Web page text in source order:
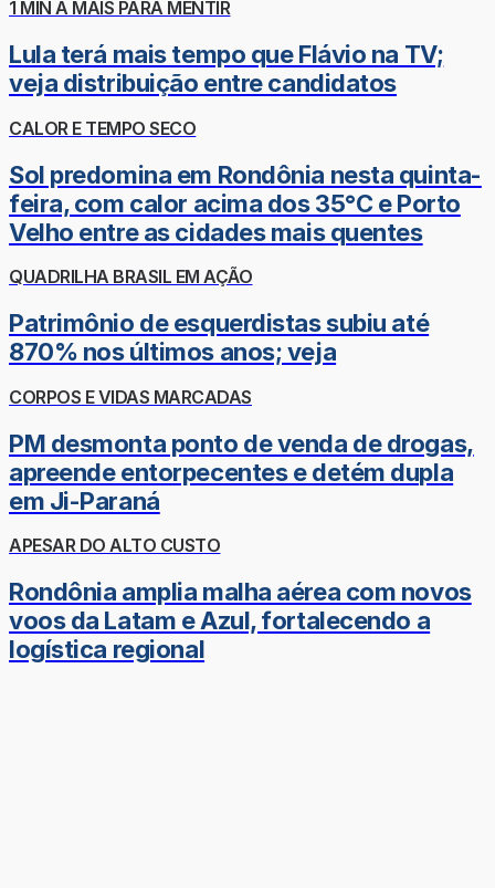
1 MIN A MAIS PARA MENTIR
Lula terá mais tempo que Flávio na TV;
veja distribuição entre candidatos
CALOR E TEMPO SECO
Sol predomina em Rondônia nesta quinta-
feira, com calor acima dos 35°C e Porto
Velho entre as cidades mais quentes
QUADRILHA BRASIL EM AÇÃO
Patrimônio de esquerdistas subiu até
870% nos últimos anos; veja
CORPOS E VIDAS MARCADAS
PM desmonta ponto de venda de drogas,
apreende entorpecentes e detém dupla
em Ji-Paraná
APESAR DO ALTO CUSTO
Rondônia amplia malha aérea com novos
voos da Latam e Azul, fortalecendo a
logística regional